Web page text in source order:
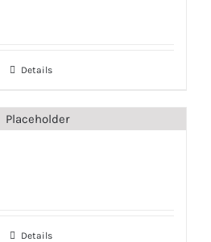
Details
Details